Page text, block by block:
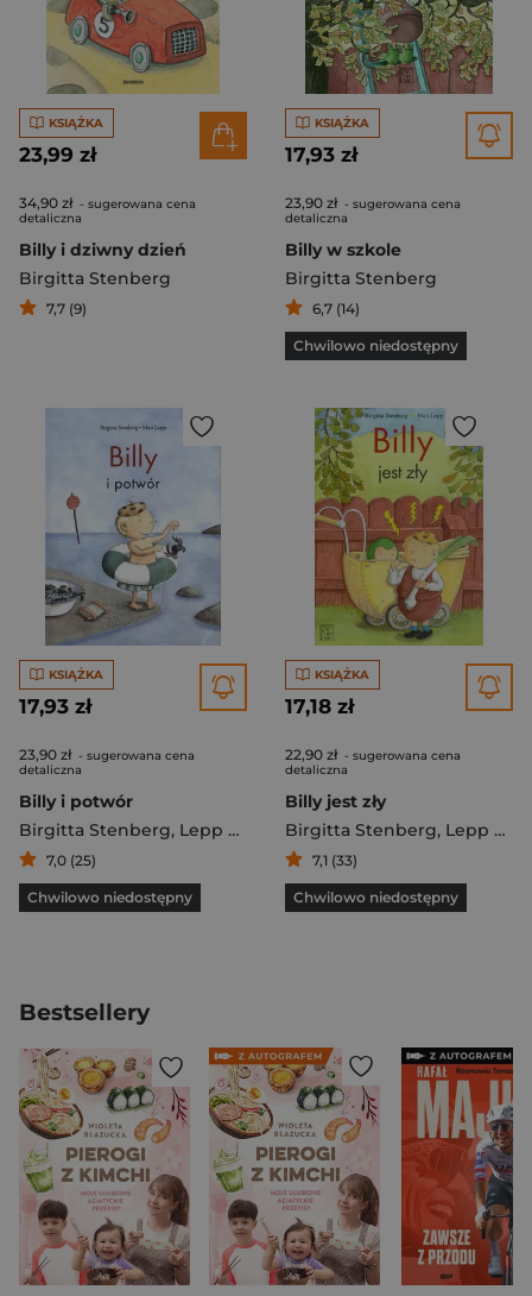
KSIĄŻKA
23,99 zł
34,90 zł - sugerowana cena
detaliczna
Billy i dziwny dzień
Birgitta Stenberg
7,7 (9)
KSIĄŻKA
17,93 zł
23,90 zł - sugerowana cena
detaliczna
Billy w szkole
Birgitta Stenberg
6,7 (14)
Chwilowo niedostępny
KSIĄŻKA
17,93 zł
23,90 zł - sugerowana cena
detaliczna
Billy i potwór
Birgitta Stenberg, Lepp Mati
7,0 (25)
Chwilowo niedostępny
KSIĄŻKA
17,18 zł
22,90 zł - sugerowana cena
detaliczna
Billy jest zły
Birgitta Stenberg, Lepp Mati
7,1 (33)
Chwilowo niedostępny
Bestsellery